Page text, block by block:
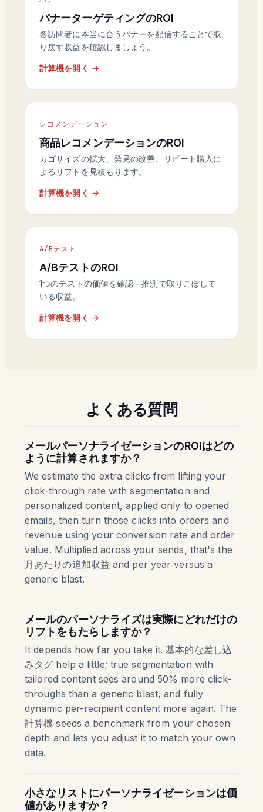
バナーターゲティングのROI
各訪問者に本当に合うバナーを配信することで取
り戻す収益を確認しましょう。
計算機を開く →
レコメンデーション
商品レコメンデーションのROI
カゴサイズの拡大、発見の改善、リピート購入に
よるリフトを見積もります。
計算機を開く →
A/Bテスト
A/BテストのROI
1つのテストの価値を確認—推測で取りこぼして
いる収益。
計算機を開く →
よくある質問
メールパーソナライゼーションのROIはどの
ように計算されますか？
We estimate the extra clicks from lifting your
click-through rate with segmentation and
personalized content, applied only to opened
emails, then turn those clicks into orders and
revenue using your conversion rate and order
value. Multiplied across your sends, that's the
月あたりの追加収益 and per year versus a
generic blast.
メールのパーソナライズは実際にどれだけの
リフトをもたらしますか？
It depends how far you take it. 基本的な差し込
みタグ help a little; true segmentation with
tailored content sees around 50% more click-
throughs than a generic blast, and fully
dynamic per-recipient content more again. The
計算機 seeds a benchmark from your chosen
depth and lets you adjust it to match your own
data.
小さなリストにパーソナライゼーションは価
値がありますか？